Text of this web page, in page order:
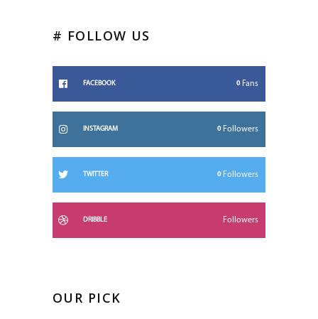
# FOLLOW US
FACEBOOK 0 Fans
INSTAGRAM 0 Followers
TWITTER 0 Followers
DRIBBLE Followers
OUR PICK